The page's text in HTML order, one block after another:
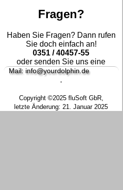
Fragen?
Haben Sie Fragen? Dann rufen
Sie doch einfach an!
0351 / 40457-55
oder senden Sie uns eine
Mail: info@yourdolphin.de
.
Copyright ©2025 fluSoft GbR,
letzte Änderung: 21. Januar 2025